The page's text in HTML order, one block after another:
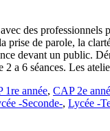
des professionnels
prise de parole, la
devant un public.
2 a 6 séances. Les
1re année, CAP 2e
-Seconde-, Lycée -